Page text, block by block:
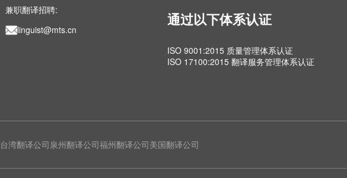
兼职翻译招聘:
linguist@mts.cn
通过以下体系认证
ISO 9001:2015 质量管理体系认证
ISO 17100:2015 翻译服务管理体系认证
台湾翻译公司泉州翻译公司福州翻译公司美国翻译公司